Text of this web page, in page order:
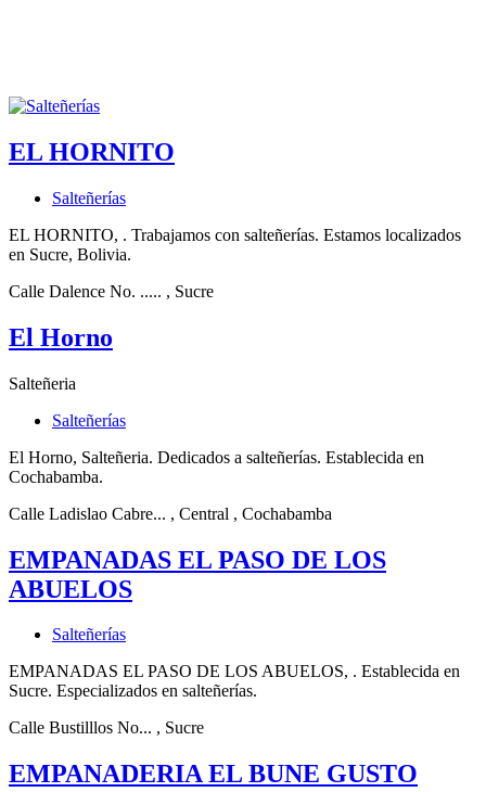
EL HORNITO
Salteñerías
EL HORNITO, . Trabajamos con salteñerías. Estamos localizados
en Sucre, Bolivia.
Calle Dalence No. ..... , Sucre
El Horno
Salteñeria
Salteñerías
El Horno, Salteñeria. Dedicados a salteñerías. Establecida en
Cochabamba.
Calle Ladislao Cabre... , Central , Cochabamba
EMPANADAS EL PASO DE LOS
ABUELOS
Salteñerías
EMPANADAS EL PASO DE LOS ABUELOS, . Establecida en
Sucre. Especializados en salteñerías.
Calle Bustilllos No... , Sucre
EMPANADERIA EL BUNE GUSTO